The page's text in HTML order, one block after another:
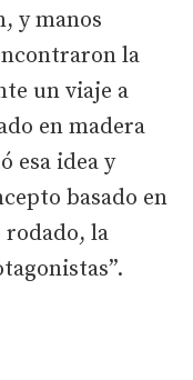
y manos
la
un viaje a
en madera
esa idea y
basado en
la